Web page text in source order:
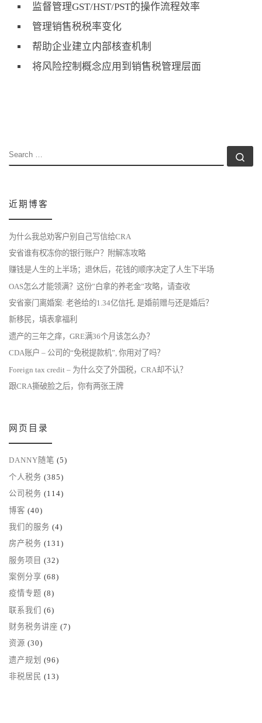
监督管理GST/HST/PST的操作流程效率
管理销售税税率变化
帮助企业建立内部核查机制
将风险控制概念应用到销售税管理层面
SEARCH
近期博客
为什么我总劝客户别自己写信给CRA
安省谁有权冻你的银行账户？附解冻攻略
赚钱是人生的上半场；退休后，花钱的顺序决定了人生下半场
OAS怎么才能领满？这份”白拿的养老金”攻略，请查收
安省豪门离婚案: 老爸给的1.34亿信托, 是婚前赠与还是婚后？
新移民，填表拿福利
遗产的三年之痒，GRE满36个月该怎么办？
CDA账户 – 公司的“免税提款机”, 你用对了吗？
Foreign tax credit – 为什么交了外国税，CRA却不认？
跟CRA撕破脸之后，你有两张王牌
网页目录
DANNY随笔 (5)
个人税务 (385)
公司税务 (114)
博客 (40)
我们的服务 (4)
房产税务 (131)
服务项目 (32)
案例分享 (68)
疫情专题 (8)
联系我们 (6)
财务税务讲座 (7)
资源 (30)
遗产规划 (96)
非税居民 (13)